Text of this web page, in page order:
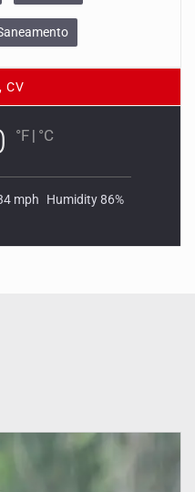
CV
°F | °C
mph Humidity 86%